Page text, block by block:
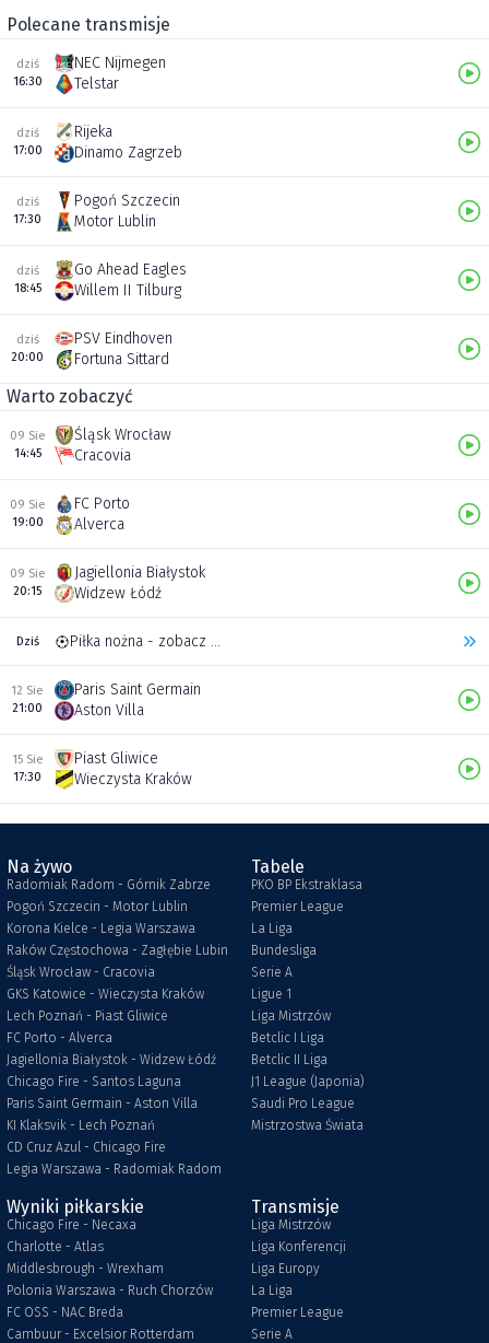
Polecane transmisje
dziś
16:30
NEC Nijmegen
Telstar
dziś
17:00
Rijeka
Dinamo Zagrzeb
dziś
17:30
Pogoń Szczecin
Motor Lublin
dziś
18:45
Go Ahead Eagles
Willem II Tilburg
dziś
20:00
PSV Eindhoven
Fortuna Sittard
Warto zobaczyć
09 Sie
14:45
Śląsk Wrocław
Cracovia
09 Sie
19:00
FC Porto
Alverca
09 Sie
20:15
Jagiellonia Białystok
Widzew Łódź
Dziś Piłka nożna - zobacz inne transmisje
12 Sie
21:00
Paris Saint Germain
Aston Villa
15 Sie
17:30
Piast Gliwice
Wieczysta Kraków
Na żywo
Radomiak Radom - Górnik Zabrze
Pogoń Szczecin - Motor Lublin
Korona Kielce - Legia Warszawa
Raków Częstochowa - Zagłębie Lubin
Śląsk Wrocław - Cracovia
GKS Katowice - Wieczysta Kraków
Lech Poznań - Piast Gliwice
FC Porto - Alverca
Jagiellonia Białystok - Widzew Łódź
Chicago Fire - Santos Laguna
Paris Saint Germain - Aston Villa
KI Klaksvik - Lech Poznań
CD Cruz Azul - Chicago Fire
Legia Warszawa - Radomiak Radom
Tabele
PKO BP Ekstraklasa
Premier League
La Liga
Bundesliga
Serie A
Ligue 1
Liga Mistrzów
Betclic I Liga
Betclic II Liga
J1 League (Japonia)
Saudi Pro League
Mistrzostwa Świata
Wyniki piłkarskie
Chicago Fire - Necaxa
Charlotte - Atlas
Middlesbrough - Wrexham
Polonia Warszawa - Ruch Chorzów
FC OSS - NAC Breda
Cambuur - Excelsior Rotterdam
Transmisje
Liga Mistrzów
Liga Konferencji
Liga Europy
La Liga
Premier League
Serie A